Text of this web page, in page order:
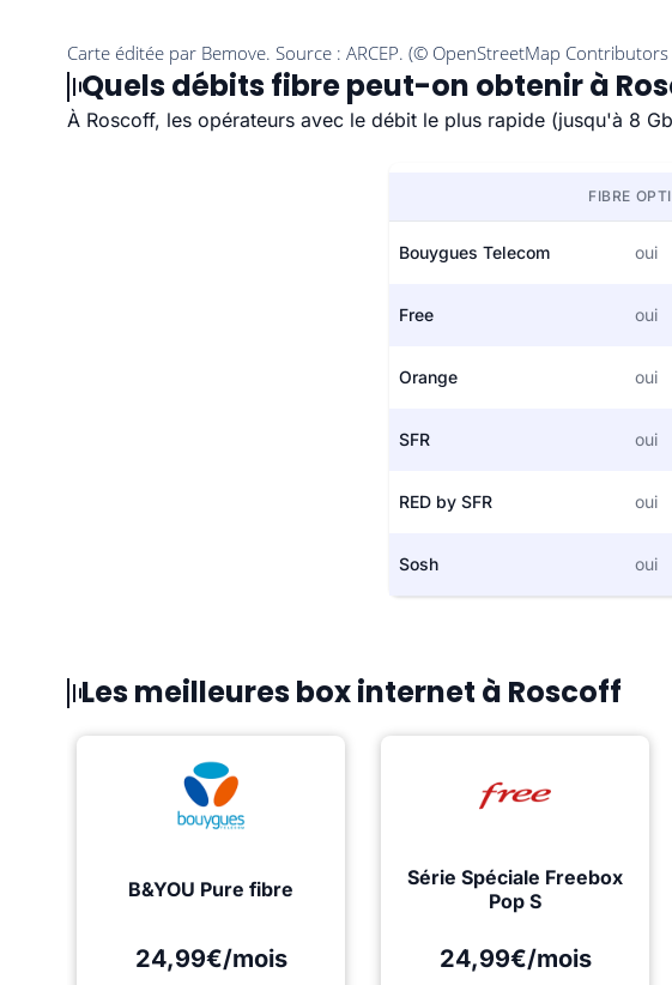
Quels débits fibre peut-on obtenir à
À Roscoff, les opérateurs avec le débit le plus rapide (jusqu'à 8
FIBRE
Bouygues Telecom oui
Free oui
Orange oui
SFR oui
RED by SFR oui
Sosh oui
Les meilleures box internet à Roscoff
B&YOU Pure fibre
24,99€/mois
Série Spéciale Freebox
Pop S
24,99€/mois